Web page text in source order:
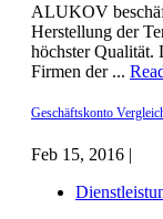
ALUKOV
Herstellung der
höchster Qualität.
Firmen der ...
Geschäftskonto
Feb 15, 2016 |